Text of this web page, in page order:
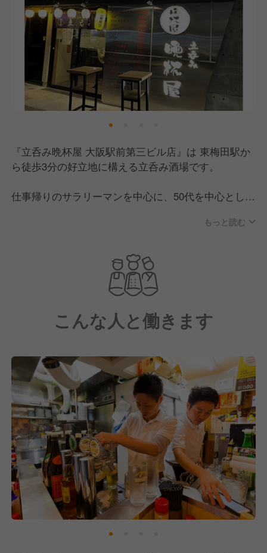
『立呑み晩杯屋 大阪駅前第三ビル店』は 東梅田駅か
ら徒歩3分の好立地に構える立呑み酒場です。
仕事帰りのサラリーマンを中心に、50代を中心とした
一人でふらっと立ち寄れる気軽さが魅力で、気づけば
当店のコンセプトは「旨い・入りやすい・早い・安
毎日市場で買い付ける鮮魚や、3時間かけてコトコト
仕込む煮込みなど、既製品を使わず店舗で一から調理
す。
また、スタッフ一人ひとりの個性が光る距離の近い接
客が、晩杯屋ならではの雰囲気をつくり上げていま
す。
オープン以来、おかげさまで多くのお客様にご愛顧い
ただいています。
これからも多くの方々に愛されるお店を目指し、日々
営業を続けてまいります。
そこで現在は、一緒にお店を盛り上げていただける新
しい仲間を募集中です！
もっと読む
こんな人と働きます